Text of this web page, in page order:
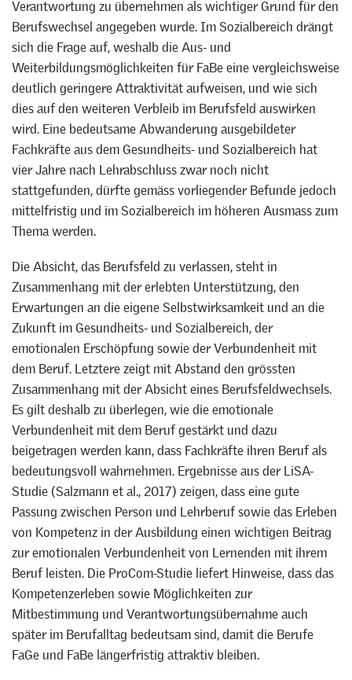
Verantwortung zu übernehmen als wichtiger Grund für den
Berufswechsel angegeben wurde. Im Sozialbereich drängt
sich die Frage auf, weshalb die Aus- und
Weiterbildungsmöglichkeiten für FaBe eine vergleichsweise
deutlich geringere Attraktivität aufweisen, und wie sich
dies auf den weiteren Verbleib im Berufsfeld auswirken
wird. Eine bedeutsame Abwanderung ausgebildeter
Fachkräfte aus dem Gesundheits- und Sozialbereich hat
vier Jahre nach Lehrabschluss zwar noch nicht
stattgefunden, dürfte gemäss vorliegender Befunde jedoch
mittelfristig und im Sozialbereich im höheren Ausmass zum
Thema werden.
Die Absicht, das Berufsfeld zu verlassen, steht in
Zusammenhang mit der erlebten Unterstützung, den
Erwartungen an die eigene Selbstwirksamkeit und an die
Zukunft im Gesundheits- und Sozialbereich, der
emotionalen Erschöpfung sowie der Verbundenheit mit
dem Beruf. Letztere zeigt mit Abstand den grössten
Zusammenhang mit der Absicht eines Berufsfeldwechsels.
Es gilt deshalb zu überlegen, wie die emotionale
Verbundenheit mit dem Beruf gestärkt und dazu
beigetragen werden kann, dass Fachkräfte ihren Beruf als
bedeutungsvoll wahrnehmen. Ergebnisse aus der LiSA-
Studie (Salzmann et al., 2017) zeigen, dass eine gute
Passung zwischen Person und Lehrberuf sowie das Erleben
von Kompetenz in der Ausbildung einen wichtigen Beitrag
zur emotionalen Verbundenheit von Lernenden mit ihrem
Beruf leisten. Die ProCom-Studie liefert Hinweise, dass das
Kompetenzerleben sowie Möglichkeiten zur
Mitbestimmung und Verantwortungsübernahme auch
später im Berufalltag bedeutsam sind, damit die Berufe
FaGe und FaBe längerfristig attraktiv bleiben.